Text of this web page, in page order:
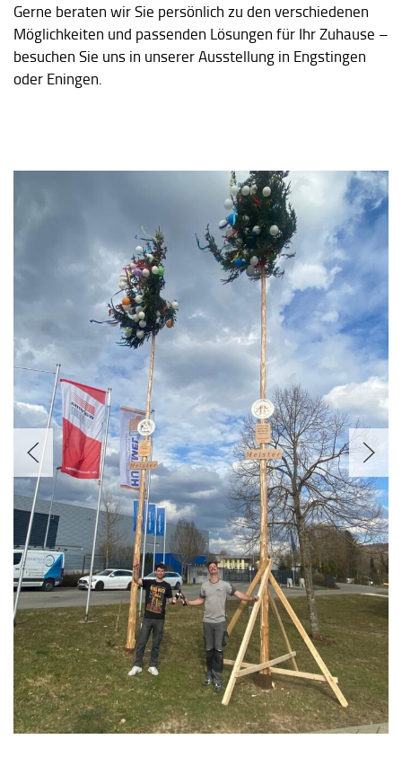
Gerne beraten wir Sie persönlich zu den verschiedenen
Möglichkeiten und passenden Lösungen für Ihr Zuhause –
besuchen Sie uns in unserer Ausstellung in Engstingen
oder Eningen.